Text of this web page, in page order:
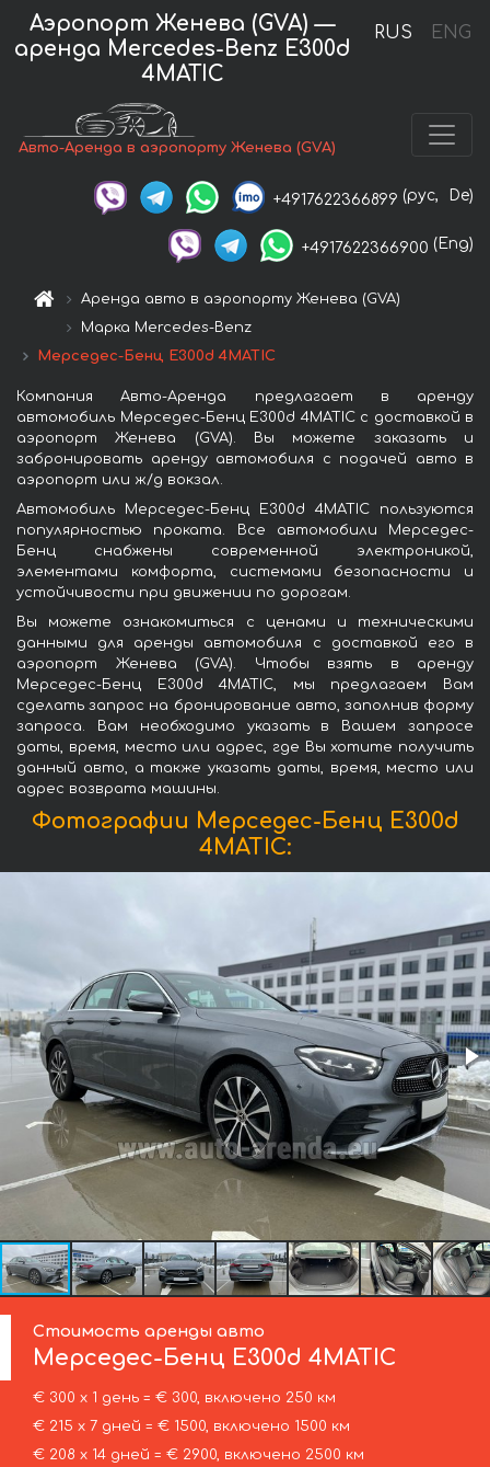
RUS ENG
Аэропорт Женева (GVA) —
аренда Mercedes-Benz E300d
4MATIC
Авто-Аренда в аэропорту Женева (GVA)
+4917622366899 (рус, De)
+4917622366900 (Eng)
Аренда авто в аэропорту Женева (GVA)
Марка Mercedes-Benz
Мерседес-Бенц E300d 4MATIC
Компания Авто-Аренда предлагает в аренду
автомобиль Мерседес-Бенц E300d 4MATIC с доставкой в
аэропорт Женева (GVA). Вы можете заказать и
забронировать аренду автомобиля с подачей авто в
аэропорт или ж/д вокзал.
Автомобиль Мерседес-Бенц E300d 4MATIC пользуются
популярностью проката. Все автомобили Мерседес-
Бенц снабжены современной электроникой,
элементами комфорта, системами безопасности и
устойчивости при движении по дорогам.
Вы можете ознакомиться с ценами и техническими
данными для аренды автомобиля с доставкой его в
аэропорт Женева (GVA). Чтобы взять в аренду
Мерседес-Бенц E300d 4MATIC, мы предлагаем Вам
сделать запрос на бронирование авто, заполнив форму
запроса. Вам необходимо указать в Вашем запросе
даты, время, место или адрес, где Вы хотите получить
данный авто, а также указать даты, время, место или
адрес возврата машины.
Фотографии Мерседес-Бенц E300d
4MATIC:
Стоимость аренды авто
Мерседес-Бенц E300d 4MATIC
€ 300 х 1 день = € 300, включено 250 км
€ 215 х 7 дней = € 1500, включено 1500 км
€ 208 х 14 дней = € 2900, включено 2500 км